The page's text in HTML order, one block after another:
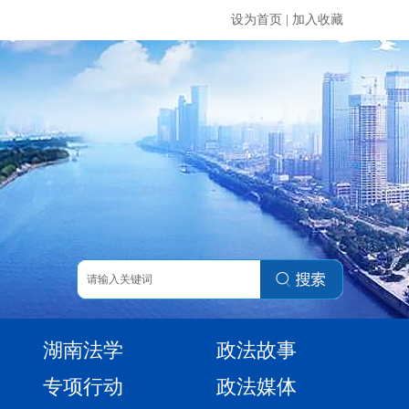
设为首页 加入收藏
湖南法学
政法故事
专项行动
政法媒体